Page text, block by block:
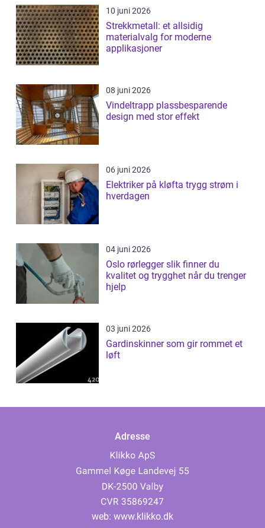
10 juni 2026
Strekkmetall: et allsidig
materialvalg for moderne
applikasjoner
08 juni 2026
Vindeltrapp plassbesparende
design med stor effekt
06 juni 2026
Elektriker på kløfta trygg strøm i
hverdagen
04 juni 2026
Oslo rørlegger slik finner du
kvalitet og trygghet når du trenger
hjelp
03 juni 2026
Gardinskinner som gir rommet et
løft
Adresse
web: www.klikko.dk